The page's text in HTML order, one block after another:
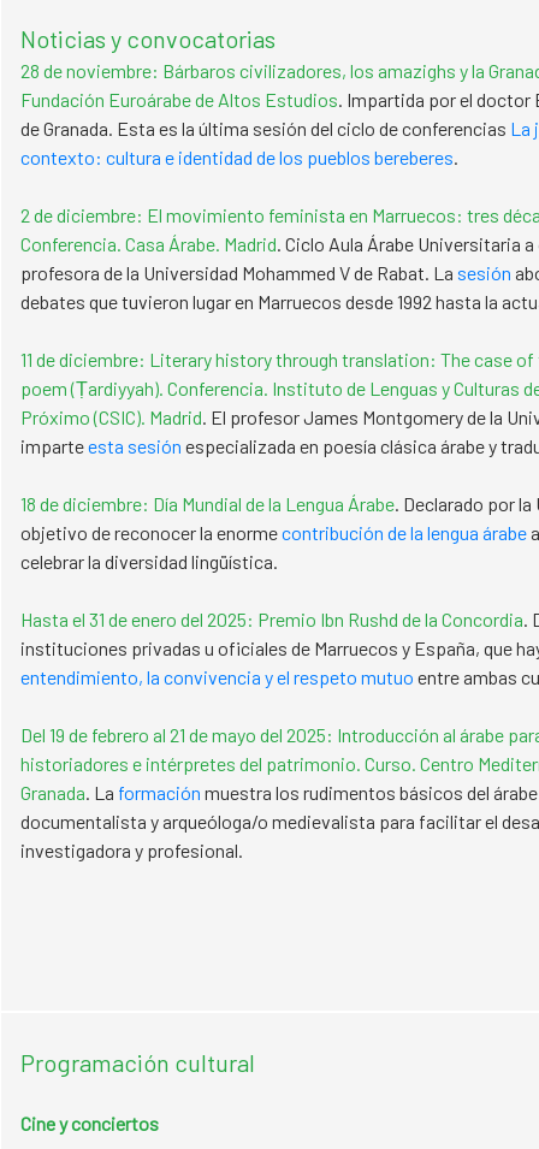
Noticias y convocatorias
28 de noviembre: Bárbaros civilizadores, los amazighs y la
Fundación Euroárabe de Altos Estudios. Impartida por el doctor
de Granada. Esta es la última sesión del ciclo de conferencias La
contexto: cultura e identidad de los pueblos bereberes​​​​​​​.
2 de diciembre: El movimiento feminista en Marruecos: tres
Conferencia. Casa Árabe. Madrid. Ciclo Aula Árabe Universitaria
profesora de la Universidad Mohammed V de Rabat. La sesión
debates que tuvieron lugar en Marruecos desde 1992 hasta la
11 de diciembre: Literary history through translation: The case
poem (Ṭardiyyah). Conferencia. Instituto de Lenguas y Culturas
Próximo (CSIC). Madrid. El profesor James Montgomery de la
imparteesta sesión especializada en poesía clásica árabe y
18 de diciembre: Día Mundial de la Lengua Árabe. Declarado por la
objetivo de reconocer la enormecontribución de la lengua árabe
celebrar la diversidad lingüística.
Hasta el 31 de enero del 2025: Premio Ibn Rushd de la Concordia.
instituciones privadas u oficiales de Marruecos y España, que
entendimiento, la convivencia y el respeto mutuo entre ambas
Del 19 de febrero al 21 de mayo del 2025: Introducción al árabe
historiadores e intérpretes del patrimonio. Curso. Centro
Granada. La formación muestra los rudimentos básicos del
documentalista y arqueóloga/o medievalista para facilitar el
investigadora y profesional.
Programación cultural
Cine y conciertos